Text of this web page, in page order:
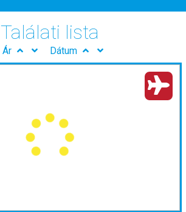
Találati lista
Ár Dátum